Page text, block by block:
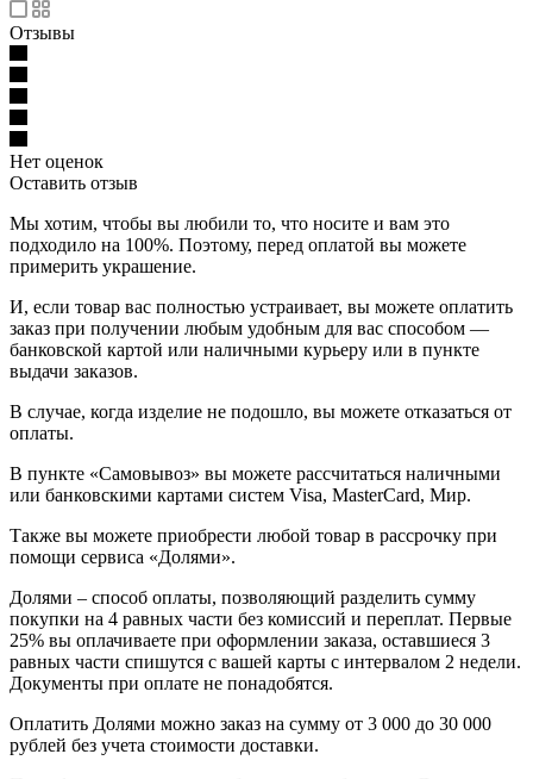
Отзывы
Нет оценок
Оставить отзыв
Мы хотим, чтобы вы любили то, что носите и вам это
подходило на 100%. Поэтому, перед оплатой вы можете
примерить украшение.
И, если товар вас полностью устраивает, вы можете оплатить
заказ при получении любым удобным для вас способом —
банковской картой или наличными курьеру или в пункте
выдачи заказов.
В случае, когда изделие не подошло, вы можете отказаться от
оплаты.
В пункте «Самовывоз» вы можете рассчитаться наличными
или банковскими картами систем Visa, MasterCard, Мир.
Также вы можете приобрести любой товар в рассрочку при
помощи сервиса «Долями».
Долями – способ оплаты, позволяющий разделить сумму
покупки на 4 равных части без комиссий и переплат. Первые
25% вы оплачиваете при оформлении заказа, оставшиеся 3
равных части спишутся с вашей карты с интервалом 2 недели.
Документы при оплате не понадобятся.
Оплатить Долями можно заказ на сумму от 3 000 до 30 000
рублей без учета стоимости доставки.